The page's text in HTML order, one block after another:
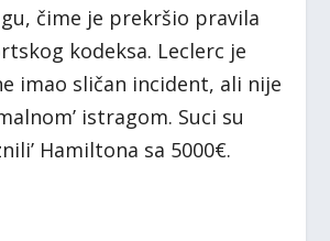
čime je prekršio pravila
kodeksa. Leclerc je
imao sličan incident, ali nije
istragom. Suci su
Hamiltona sa 5000€.